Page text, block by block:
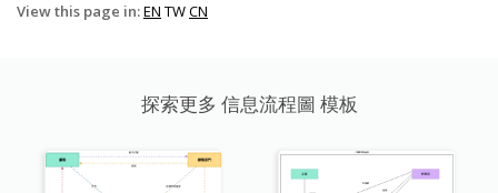
View this page in:EN TWCN
探索更多 信息流程圖 模板